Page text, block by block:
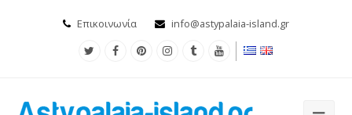
Επικοινωνία info@astypalaia-island.gr